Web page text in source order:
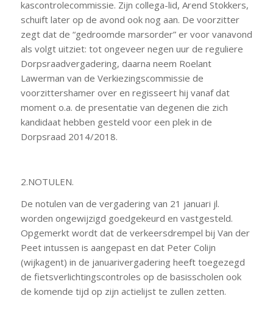
kascontrolecommissie. Zijn collega-lid, Arend Stokkers,
schuift later op de avond ook nog aan. De voorzitter
zegt dat de “gedroomde marsorder” er voor vanavond
als volgt uitziet: tot ongeveer negen uur de reguliere
Dorpsraadvergadering, daarna neem Roelant
Lawerman van de Verkiezingscommissie de
voorzittershamer over en regisseert hij vanaf dat
moment o.a. de presentatie van degenen die zich
kandidaat hebben gesteld voor een plek in de
Dorpsraad 2014/2018.
2.NOTULEN.
De notulen van de vergadering van 21 januari jl.
worden ongewijzigd goedgekeurd en vastgesteld.
Opgemerkt wordt dat de verkeersdrempel bij Van der
Peet intussen is aangepast en dat Peter Colijn
(wijkagent) in de januarivergadering heeft toegezegd
de fietsverlichtingscontroles op de basisscholen ook
de komende tijd op zijn actielijst te zullen zetten.